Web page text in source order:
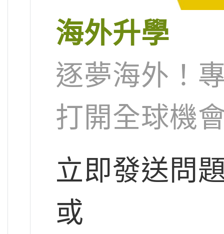
海外升學
逐夢海外！
打開全球機
立即發送問
或